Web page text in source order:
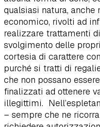
qualsiasi natura, anche
economico, rivolti ad
realizzare trattamenti
svolgimento delle
cortesia di carattere
purché si tratti di
che non possano
finalizzati ad ottenere
illegittimi.
– sempre che ne